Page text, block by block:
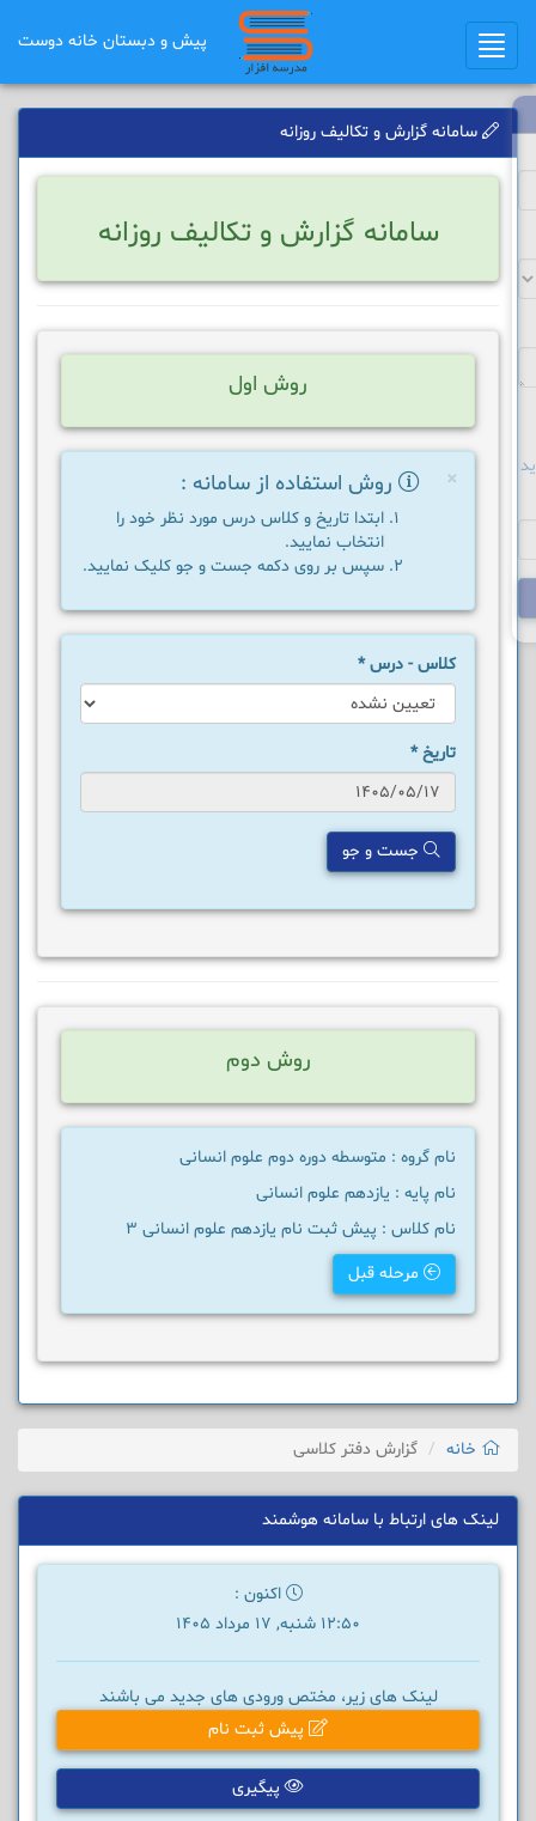
Toggle
navigation
پیش و دبستان خانه دوست
سامانه گزارش و تکالیف روزانه
سامانه گزارش و تکالیف روزانه
روش اول
× روش استفاده از سامانه :
ابتدا تاریخ و کلاس درس مورد نظر خود را
انتخاب نمایید.
سپس بر روی دکمه جست و جو کلیک نمایید.
کلاس - درس*
تاریخ*
جست و جو
روش دوم
نام گروه : متوسطه دوره دوم علوم انسانی
نام پایه : یازدهم علوم انسانی
نام کلاس : پیش ثبت نام یازدهم علوم انسانی 3
مرحله قبل
خانه گزارش دفتر کلاسی
لینک های ارتباط با سامانه هوشمند
اکنون :
12:50 شنبه, 17 مرداد 1405
لینک های زیر، مختص ورودی های جدید می باشند
پیش ثبت نام
پیگیری